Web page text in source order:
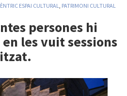
ESPAI CULTURAL, PATRIMONI CULTURAL
persones hi
les vuit sessions